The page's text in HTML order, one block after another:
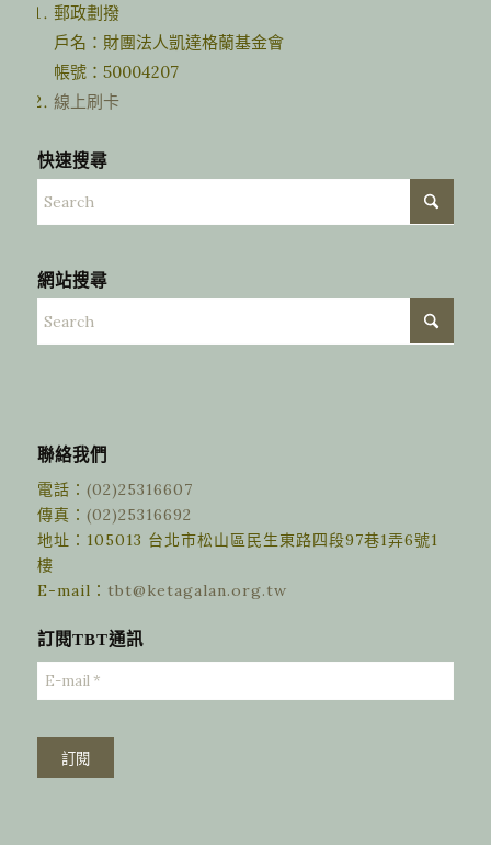
郵政劃撥
戶名：財團法人凱達格蘭基金會
帳號：50004207
線上刷卡
快速搜尋
網站搜尋
聯絡我們
電話： (02)25316607
傳真： (02)25316692
地址：105013 台北市松山區民生東路四段97巷1弄6號1
樓
E-mail： tbt@ketagalan.org.tw
訂閱TBT通訊